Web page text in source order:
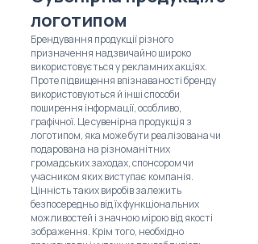
логотипом
Брендування продукції різного
призначення надзвичайно широко
використовується у рекламних акціях.
Проте підвищення впізнаваності бренду
використовуються й інші способи
поширення інформації, особливо,
графічної. Це сувенірна продукція з
логотипом, яка може бути реалізована чи
подарована на різноманітних
громадських заходах, спонсором чи
учасником яких виступає компанія.
Цінність таких виробів залежить
безпосередньо від їх функціональних
можливостей і значною мірою від якості
зображення. Крім того, необхідно